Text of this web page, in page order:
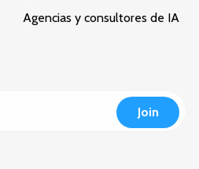
Agencias y consultores de IA